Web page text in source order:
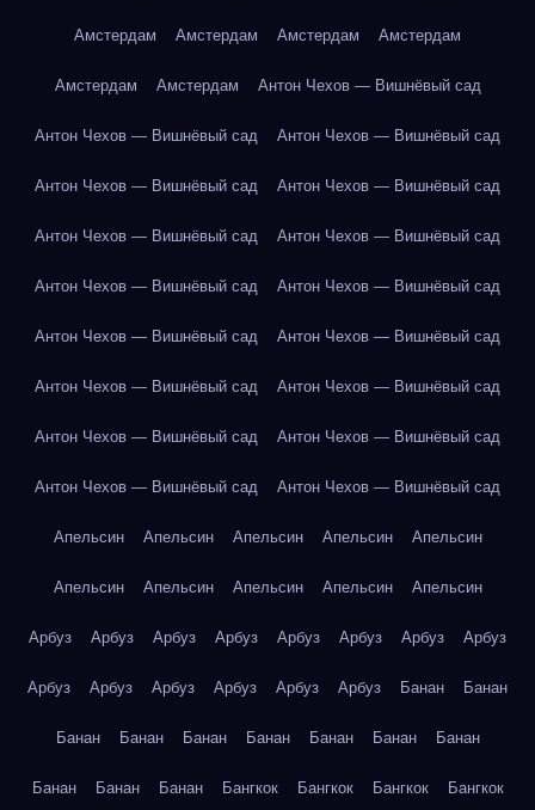
Амстердам Амстердам Амстердам Амстердам
Амстердам Амстердам Антон Чехов — Вишнёвый сад
Антон Чехов — Вишнёвый сад Антон Чехов — Вишнёвый сад
Антон Чехов — Вишнёвый сад Антон Чехов — Вишнёвый сад
Антон Чехов — Вишнёвый сад Антон Чехов — Вишнёвый сад
Антон Чехов — Вишнёвый сад Антон Чехов — Вишнёвый сад
Антон Чехов — Вишнёвый сад Антон Чехов — Вишнёвый сад
Антон Чехов — Вишнёвый сад Антон Чехов — Вишнёвый сад
Антон Чехов — Вишнёвый сад Антон Чехов — Вишнёвый сад
Антон Чехов — Вишнёвый сад Антон Чехов — Вишнёвый сад
Апельсин Апельсин Апельсин Апельсин Апельсин
Апельсин Апельсин Апельсин Апельсин Апельсин
Арбуз Арбуз Арбуз Арбуз Арбуз Арбуз Арбуз Арбуз
Арбуз Арбуз Арбуз Арбуз Арбуз Арбуз Банан Банан
Банан Банан Банан Банан Банан Банан Банан
Банан Банан Банан Бангкок Бангкок Бангкок Бангкок